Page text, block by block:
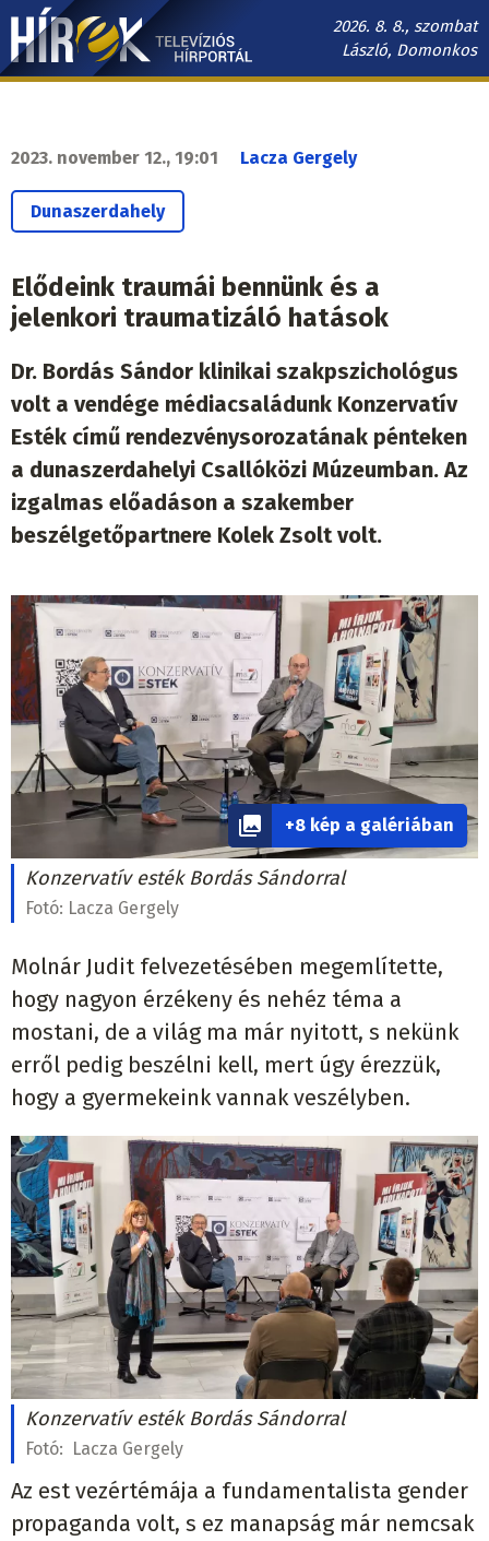
Ugrás
tartalomra
2026. 8. 8., szombat
László, Domonkos
Hírek.sk
2023. november 12., 19:01 Lacza Gergely
Dunaszerdahely
Elődeink traumái bennünk és a
jelenkori traumatizáló hatások
Dr. Bordás Sándor klinikai szakpszichológus
volt a vendége médiacsaládunk Konzervatív
Esték című rendezvénysorozatának pénteken
a dunaszerdahelyi Csallóközi Múzeumban. Az
izgalmas előadáson a szakember
beszélgetőpartnere Kolek Zsolt volt.
+8 kép a galériában
Konzervatív esték Bordás Sándorral
Fotó: Lacza Gergely
Molnár Judit felvezetésében megemlítette,
hogy nagyon érzékeny és nehéz téma a
mostani, de a világ ma már nyitott, s nekünk
erről pedig beszélni kell, mert úgy érezzük,
hogy a gyermekeink vannak veszélyben.
Konzervatív esték Bordás Sándorral
Fotó: Lacza Gergely
Az est vezértémája a fundamentalista gender
propaganda volt, s ez manapság már nemcsak